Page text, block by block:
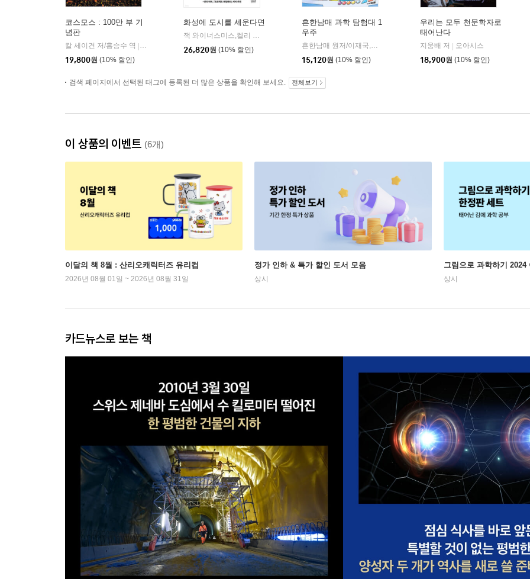
코스모스 : 100만 부 기
념판
칼 세이건 저/홍승수 역
사이언스북스
19,800원 (10% 할인)
화성에 도시를 세운다면
잭 와이너스미스,켈리 와이너스미스 저/지웅배 역
26,820원 (10% 할인)
흔한남매 과학 탐험대 1
우주
흔한남매 원저/이재국,이현진 글/김덕영 그림/정현철,김희목,권경아,최진수 기획/정현철 감수
15,120원 (10% 할인)
우리는 모두 천문학자로
태어난다
지웅배 저
오아시스
18,900원 (10% 할인)
검색 페이지에서 선택된 태그에 등록된 더 많은 상품을 확인해 보세요. 전체보기
이 상품의 이벤트 (6개)
이달의 책 8월 : 산리오캐릭터즈 유리컵
2026년 08월 01일 ~ 2026년 08월 31일
정가 인하 & 특가 할인 도서 모음
상시
그림으로 과학하기 2024
상시
카드뉴스로 보는 책